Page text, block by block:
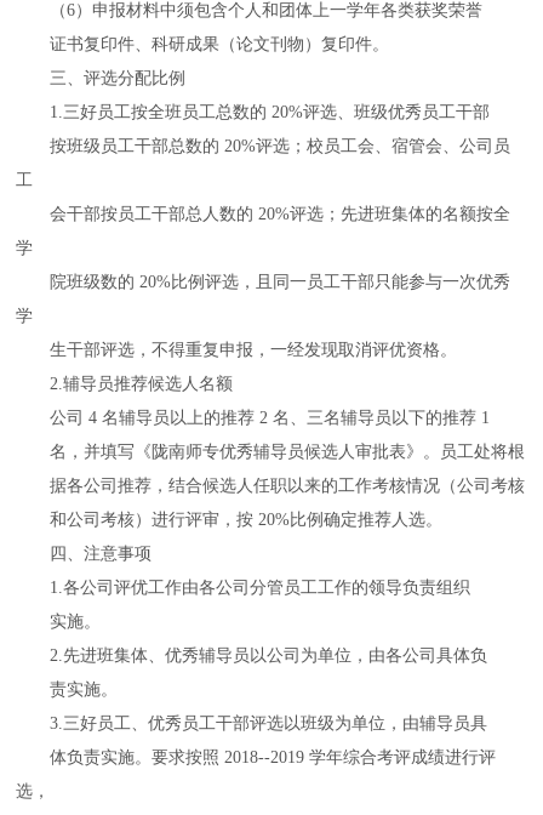
（6）申报材料中须包含个人和团体上一学年各类获奖荣誉
证书复印件、科研成果（论文刊物）复印件。
三、评选分配比例
1.三好员工按全班员工总数的 20%评选、班级优秀员工干部
按班级员工干部总数的 20%评选；校员工会、宿管会、公司员
工
会干部按员工干部总人数的 20%评选；先进班集体的名额按全
学
院班级数的 20%比例评选，且同一员工干部只能参与一次优秀
学
生干部评选，不得重复申报，一经发现取消评优资格。
2.辅导员推荐候选人名额
公司 4 名辅导员以上的推荐 2 名、三名辅导员以下的推荐 1
名，并填写《陇南师专优秀辅导员候选人审批表》。员工处将根
据各公司推荐，结合候选人任职以来的工作考核情况（公司考核
和公司考核）进行评审，按 20%比例确定推荐人选。
四、注意事项
1.各公司评优工作由各公司分管员工工作的领导负责组织
实施。
2.先进班集体、优秀辅导员以公司为单位，由各公司具体负
责实施。
3.三好员工、优秀员工干部评选以班级为单位，由辅导员具
体负责实施。要求按照 2018--2019 学年综合考评成绩进行评
选，